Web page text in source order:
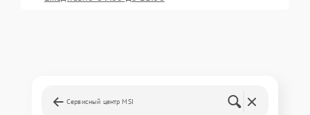
Сервисный центр MSI